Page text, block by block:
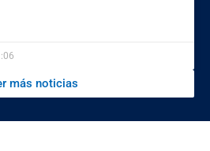
más noticias